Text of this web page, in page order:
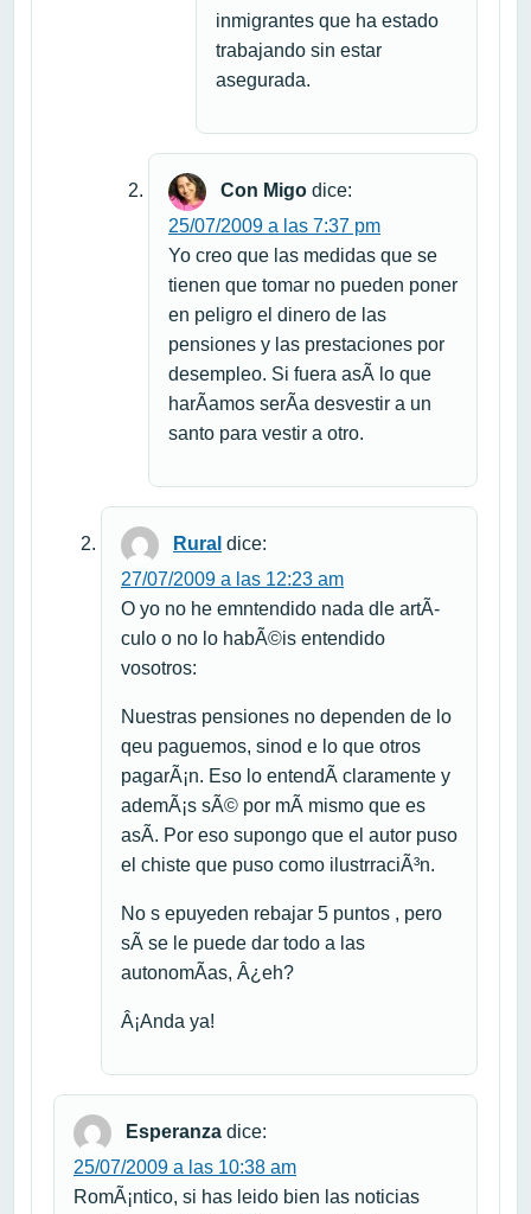
inmigrantes que ha estado
trabajando sin estar
asegurada.
Con Migo dice:
25/07/2009 a las 7:37 pm
Yo creo que las medidas que se
tienen que tomar no pueden poner
en peligro el dinero de las
pensiones y las prestaciones por
desempleo. Si fuera asÃ­ lo que
harÃ­amos serÃ­a desvestir a un
santo para vestir a otro.
Rural dice:
27/07/2009 a las 12:23 am
O yo no he emntendido nada dle artÃ­
culo o no lo habÃ©is entendido
vosotros:
Nuestras pensiones no dependen de lo
qeu paguemos, sinod e lo que otros
pagarÃ¡n. Eso lo entendÃ­ claramente y
ademÃ¡s sÃ© por mÃ­ mismo que es
asÃ­. Por eso supongo que el autor puso
el chiste que puso como ilustrraciÃ³n.
No s epuyeden rebajar 5 puntos , pero
sÃ­ se le puede dar todo a las
autonomÃ­as, Â¿eh?
Â¡Anda ya!
Esperanza dice:
25/07/2009 a las 10:38 am
RomÃ¡ntico, si has leido bien las noticias